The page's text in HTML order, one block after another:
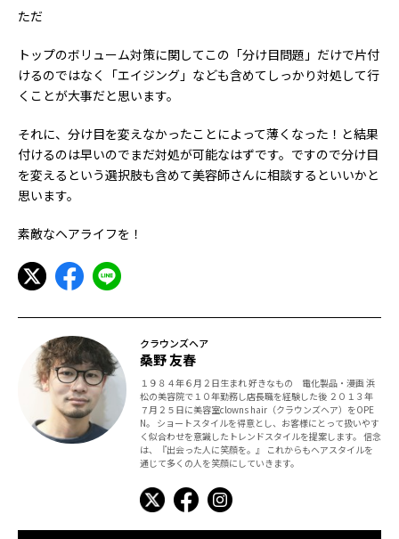
ただ
トップのボリューム対策に関してこの「分け目問題」だけで片付
けるのではなく「エイジング」なども含めてしっかり対処して行
くことが大事だと思います。
それに、分け目を変えなかったことによって薄くなった！と結果
付けるのは早いのでまだ対処が可能なはずです。ですので分け目
を変えるという選択肢も含めて美容師さんに相談するといいかと
思います。
素敵なヘアライフを！
クラウンズヘア
桑野 友春
１９８４年６月２日生まれ 好きなもの 電化製品・漫画 浜
松の美容院で１０年勤務し店長職を経験した後 ２０１３年
７月２５日に美容室clowns hair（クラウンズヘア）をOPE
N。 ショートスタイルを得意とし、お客様にとって扱いやす
く似合わせを意識したトレンドスタイルを提案します。 信念
は、『出会った人に笑顔を。』 これからもヘアスタイルを
通じて多くの人を笑顔にしていきます。